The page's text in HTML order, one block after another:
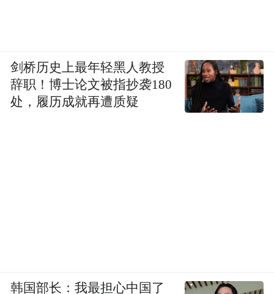
剑桥历史上最年轻黑人教授
辞职！博士论文被指抄袭180
处，履历成就再遭质疑
韩国部长：我最担心中国了